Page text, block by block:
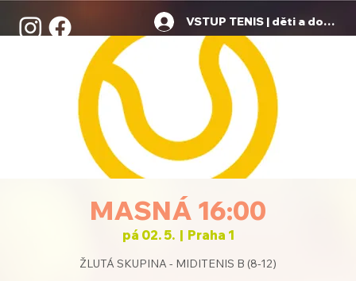
VSTUP TENIS | děti a dospělí
MASNÁ 16:00
pá 02. 5.
  |
Praha 1
ŽLUTÁ SKUPINA - MIDITENIS B (8-12)